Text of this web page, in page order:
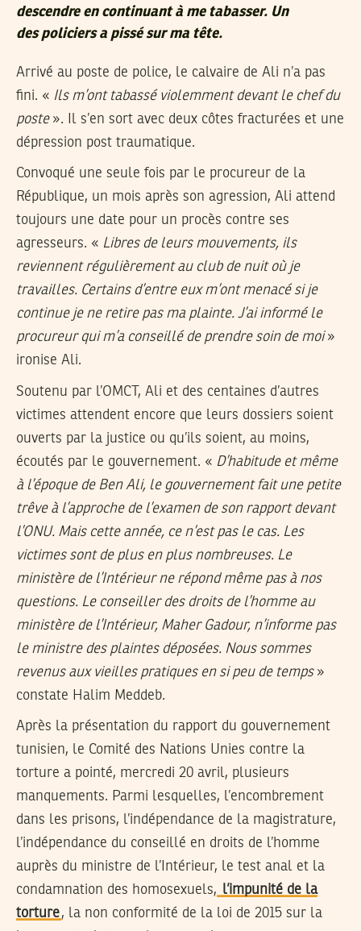
descendre en continuant à me tabasser. Un
des policiers a pissé sur ma tête.
Arrivé au poste de police, le calvaire de Ali n’a pas
fini. « Ils m’ont tabassé violemment devant le chef du
poste». Il s’en sort avec deux côtes fracturées et une
dépression post traumatique.
Convoqué une seule fois par le procureur de la
République, un mois après son agression, Ali attend
toujours une date pour un procès contre ses
agresseurs. « Libres de leurs mouvements, ils
reviennent régulièrement au club de nuit où je
travailles. Certains d’entre eux m’ont menacé si je
continue je ne retire pas ma plainte. J’ai informé le
procureur qui m’a conseillé de prendre soin de moi»
ironise Ali.
Soutenu par l’OMCT, Ali et des centaines d’autres
victimes attendent encore que leurs dossiers soient
ouverts par la justice ou qu’ils soient, au moins,
écoutés par le gouvernement. « D’habitude et même
à l’époque de Ben Ali, le gouvernement fait une petite
trêve à l’approche de l’examen de son rapport devant
l’ONU. Mais cette année, ce n’est pas le cas. Les
victimes sont de plus en plus nombreuses. Le
ministère de l’Intérieur ne répond même pas à nos
questions. Le conseiller des droits de l’homme au
ministère de l’Intérieur, Maher Gadour, n’informe pas
le ministre des plaintes déposées. Nous sommes
revenus aux vieilles pratiques en si peu de temps»
constate Halim Meddeb.
Après la présentation du rapport du gouvernement
tunisien, le Comité des Nations Unies contre la
torture a pointé, mercredi 20 avril, plusieurs
manquements. Parmi lesquelles, l’encombrement
dans les prisons, l’indépendance de la magistrature,
l’indépendance du conseillé en droits de l’homme
auprès du ministre de l’Intérieur, le test anal et la
condamnation des homosexuels, l’impunité de la
torture, la non conformité de la loi de 2015 sur la